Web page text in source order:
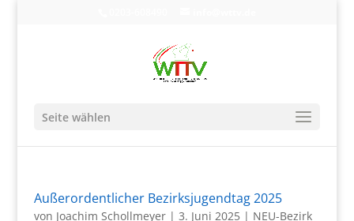
Seite wählen
Außerordentlicher Bezirksjugendtag 2025
von Joachim Schollmeyer| 3. Juni 2025| NEU-Bezirk